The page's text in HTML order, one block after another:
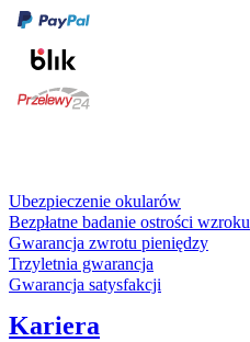
Ubezpieczenie okularów
Bezpłatne badanie ostrości wzroku
Gwarancja zwrotu pieniędzy
Trzyletnia gwarancja
Gwarancja satysfakcji
Kariera